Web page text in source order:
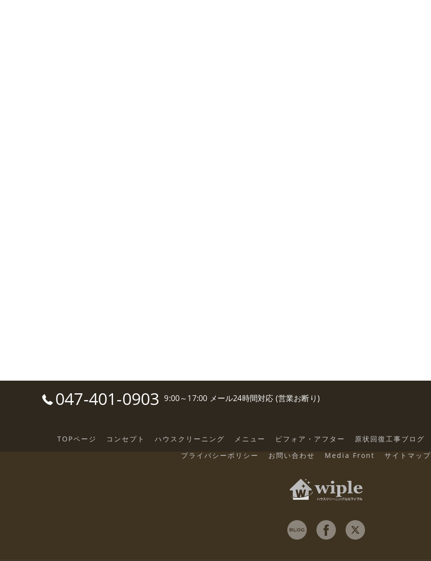
047-401-0903 9:00～17:00 メール24時間対応 (営業お断り)
TOPページ コンセプト ハウスクリーニング メニュー ビフォア・アフター 原状回復工事ブログ
プライバシーポリシー
お問い合わせ Media Front サイトマップ